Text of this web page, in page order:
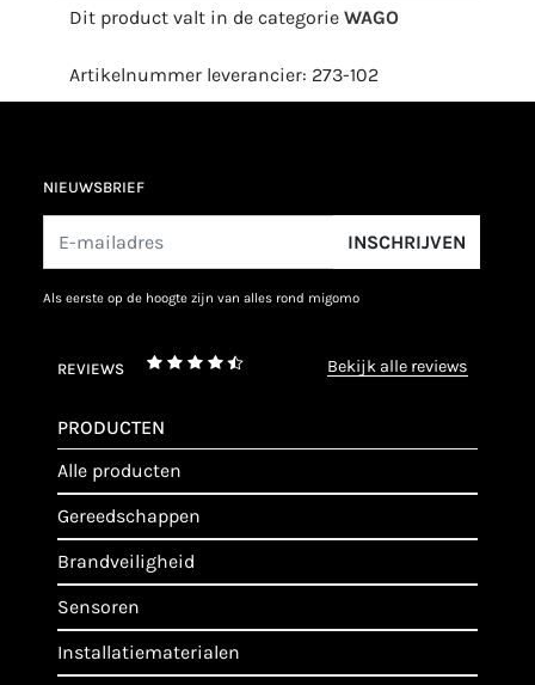
Dit product valt in de categorie WAGO
Artikelnummer leverancier: 273-102
NIEUWSBRIEF
INSCHRIJVEN
als eerste op de hoogte zijn van alles rond migomo
REVIEWS bekijk alle reviews
PRODUCTEN
alle producten
gereedschappen
brandveiligheid
sensoren
installatiematerialen